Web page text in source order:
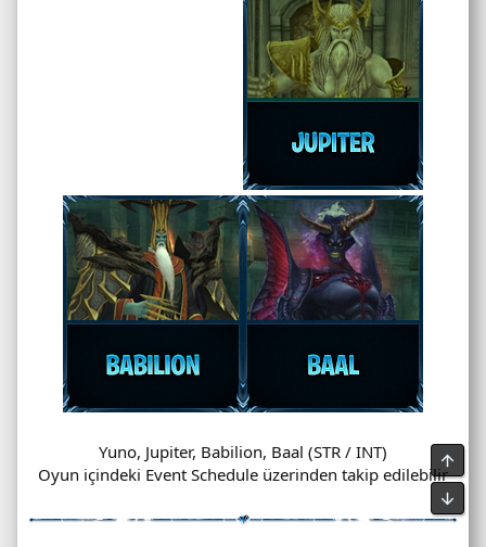
Yuno, Jupiter, Babilion, Baal (STR / INT)
Oyun içindeki Event Schedule üzerinden takip edilebilir